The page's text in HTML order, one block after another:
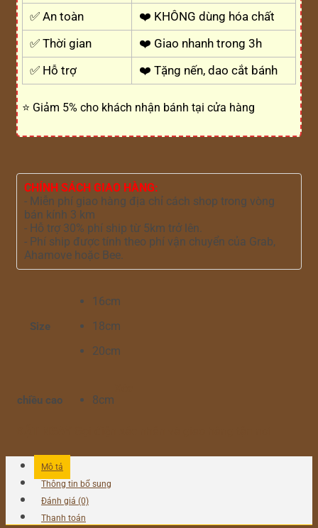
✅ An toàn
❤️ KHÔNG dùng hóa chất
✅ Thời gian
❤️ Giao nhanh trong 3h
✅ Hỗ trợ
❤️ Tặng nến, dao cắt bánh
⭐ Giảm 5% cho khách nhận bánh tại cửa hàng
CHÍNH SÁCH GIAO HÀNG:
- Miễn phí giao hàng địa chỉ cách shop trong vòng
bán kính 3 km
- Hỗ trợ 30% phí ship từ 5km trở lên.
- Phí ship được tính theo phí vận chuyển của Grab,
Ahamove hoặc Bee.
Size
16cm
18cm
20cm
chiều cao 8cm
Mô tả
Thông tin bổ sung
Đánh giá (0)
Thanh toán